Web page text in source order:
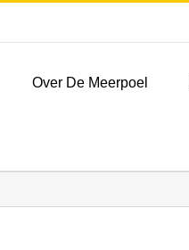
Over De Meerpoel